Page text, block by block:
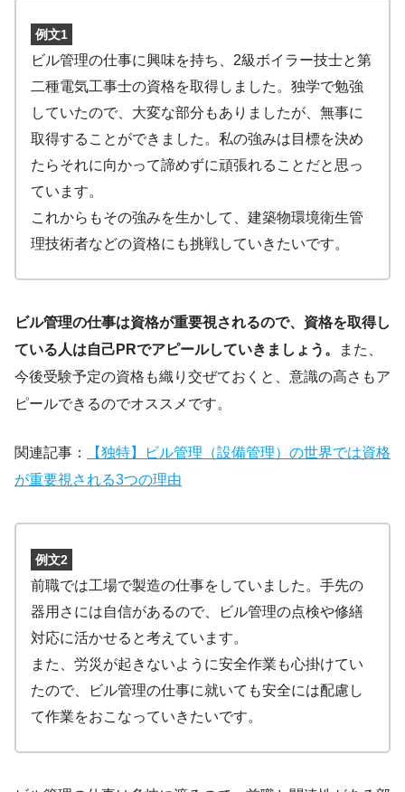
例文1
ビル管理の仕事に興味を持ち、2級ボイラー技士と第
二種電気工事士の資格を取得しました。独学で勉強
していたので、大変な部分もありましたが、無事に
取得することができました。私の強みは目標を決め
たらそれに向かって諦めずに頑張れることだと思っ
ています。
これからもその強みを生かして、建築物環境衛生管
理技術者などの資格にも挑戦していきたいです。
ビル管理の仕事は資格が重要視されるので、資格を取得し
ている人は自己PRでアピールしていきましょう。
また、
今後受験予定の資格も織り交ぜておくと、意識の高さもア
ピールできるのでオススメです。
関連記事：
【独特】ビル管理（設備管理）の世界では資格
が重要視される3つの理由
例文2
前職では工場で製造の仕事をしていました。手先の
器用さには自信があるので、ビル管理の点検や修繕
対応に活かせると考えています。
また、労災が起きないように安全作業も心掛けてい
たので、ビル管理の仕事に就いても安全には配慮し
て作業をおこなっていきたいです。